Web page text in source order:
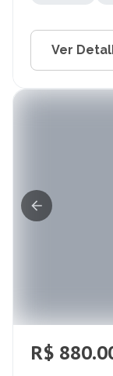
Ver
R$